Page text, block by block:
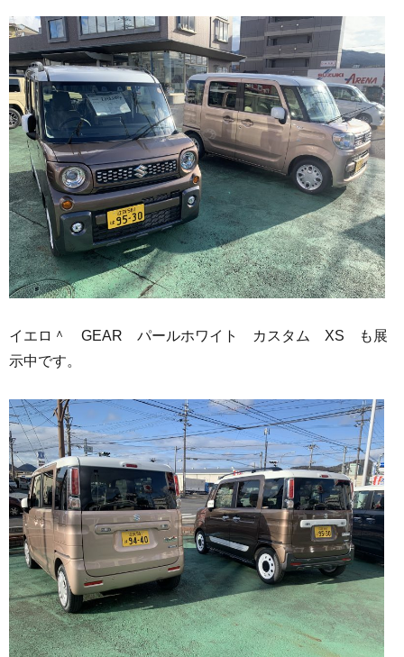
イエロ＾ GEAR パールホワイト カスタム XS も展
示中です。